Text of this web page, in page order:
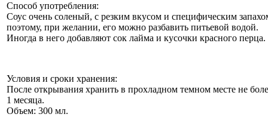
Способ употребления:
Соус очень соленый, с резким вкусом и специфическим
поэтому, при желании, его можно разбавить питьевой водой.
Иногда в него добавляют сок лайма и кусочки красного перца.
Условия и сроки хранения:
После открывания хранить в прохладном темном месте не
1 месяца.
Объем: 300 мл.